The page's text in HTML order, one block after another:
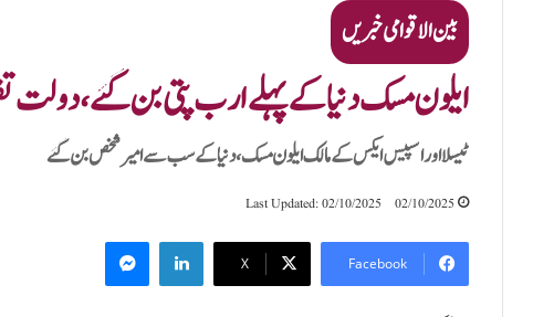
بین الاقوامی خبریں
ایلون مسک دنیا کے پہلے ارب پتی بن گئے، دولت تقریباً 500 ارب ڈالر تک
ٹیسلا اور اسپیس ایکس کے مالک ایلون مسک، دنیا کے سب سے امیر شخص بن گئے
02/10/2025
Last Updated: 02/10/2025
Facebook
X
LinkedIn